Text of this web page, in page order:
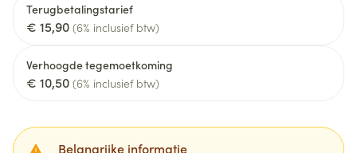
Terugbetalingstarief
€ 15,90 (6% inclusief btw)
Verhoogde tegemoetkoming
€ 10,50 (6% inclusief btw)
Belangrijke informatie